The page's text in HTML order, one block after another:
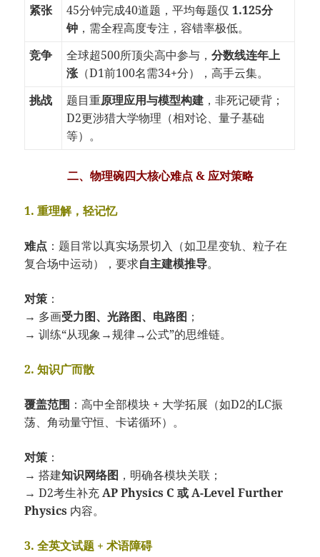
紧张 45分钟完成40道题，平均每题仅1.125分
钟 ，需全程高度专注，容错率极低。
竞争
全球超500所顶尖高中参与，分数线连年上
涨 （D1前100名需34+分），高手云集。
挑战
题目重原理应用与模型构建 ，非死记硬背；
D2更涉猎大学物理（相对论、量子基础
等）。
二、物理碗四大核心难点 & 应对策略
1. 重理解，轻记忆
难点 ：题目常以真实场景切入（如卫星变轨、粒子在
复合场中运动），要求自主建模推导。
对策 ：
→ 多画受力图、光路图、电路图 ；
→ 训练“从现象→规律→公式”的思维链。
2. 知识广而散
覆盖范围 ：高中全部模块 + 大学拓展（如D2的LC振
荡、角动量守恒、卡诺循环）。
对策 ：
→ 搭建知识网络图 ，明确各模块关联；
→ D2考生补充AP Physics C 或 A-Level Further
Physics 内容。
3. 全英文试题 + 术语障碍